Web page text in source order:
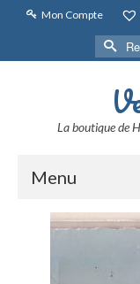
Mon Compte
La boutique de
Menu